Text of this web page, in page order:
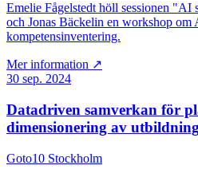
Emelie Fågelstedt höll sessionen
och Jonas Bäckelin en workshop om
kompetensinventering.
Mer information ↗
30 sep. 2024
Datadriven samverkan för
dimensionering av utbildning
Goto10 Stockholm